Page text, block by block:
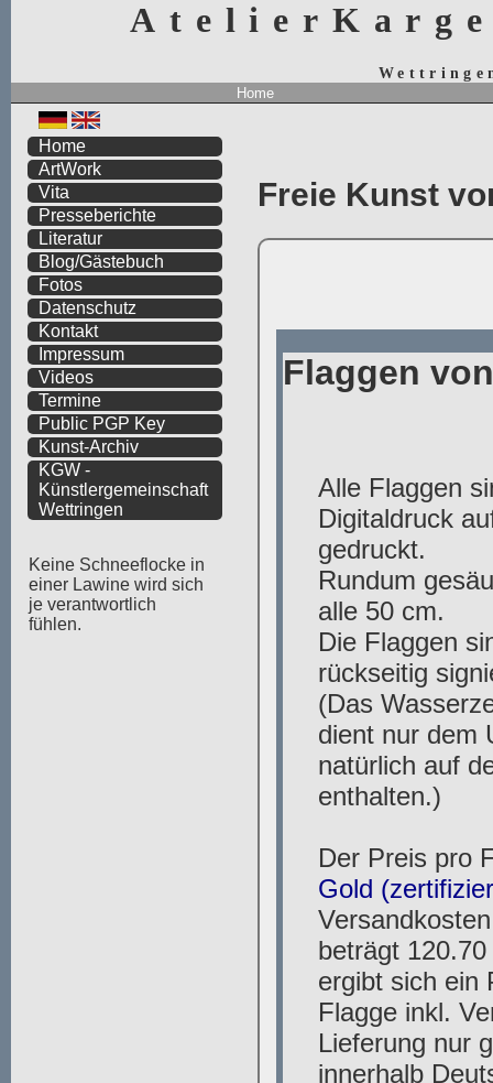
Home
Freie Kunst
Home
ArtWork
Vita
Presseberichte
Literatur
Blog/Gästebuch
Fotos
Datenschutz
Kontakt
Impressum
Videos
Termine
Public PGP Key
Kunst-Archiv
KGW -
Künstlergemeinschaft
Wettringen
Keine Schneeflocke in
einer Lawine wird sich
je verantwortlich
fühlen.